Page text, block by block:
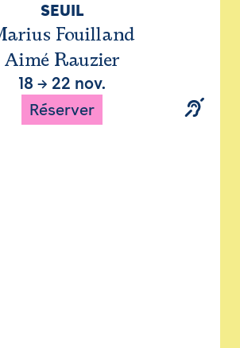
SEUIL
Fouilland
Aimé Rauzier
18 → 22 nov.
Réserver